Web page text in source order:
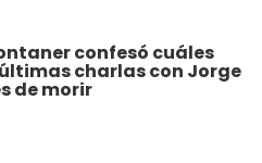
confesó cuáles
charlas con Jorge
de morir